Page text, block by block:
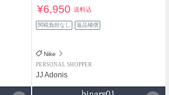
¥6,950送料込
関税負担なし 返品補償
Nike
PERSONAL SHOPPER
JJ Adonis